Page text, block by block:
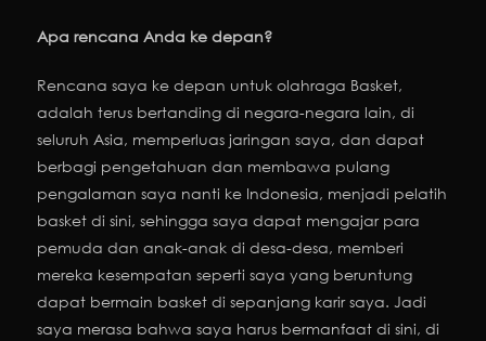
Apa rencana Anda ke depan?
Rencana saya ke depan untuk olahraga Basket,
adalah terus bertanding di negara-negara lain, di
seluruh Asia, memperluas jaringan saya, dan dapat
berbagi pengetahuan dan membawa pulang
pengalaman saya nanti ke Indonesia, menjadi pelatih
basket di sini, sehingga saya dapat mengajar para
pemuda dan anak-anak di desa-desa, memberi
mereka kesempatan seperti saya yang beruntung
dapat bermain basket di sepanjang karir saya. Jadi
saya merasa bahwa saya harus bermanfaat di sini, di